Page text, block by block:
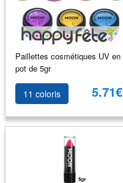
Paillettes cosmétiques UV en
pot de 5gr
11 coloris 5.71€